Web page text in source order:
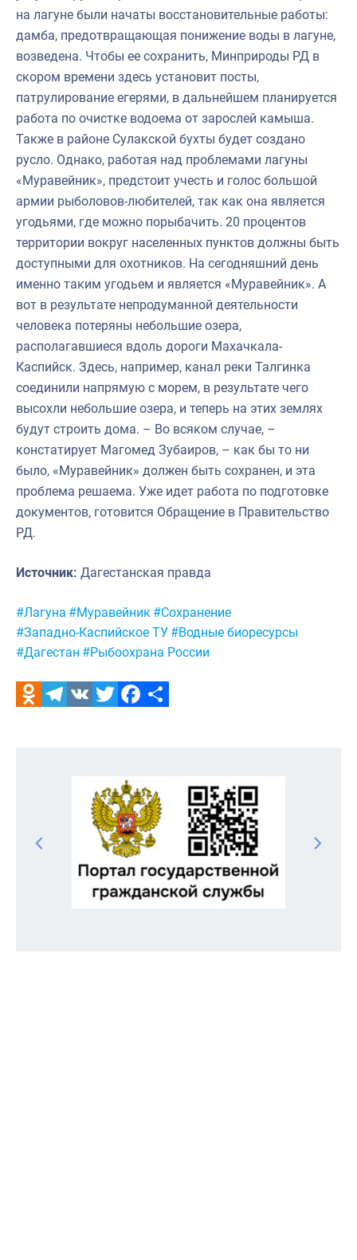
на лагуне были начаты восстановительные работы:
дамба, предотвращающая понижение воды в лагуне,
возведена. Чтобы ее сохранить, Минприроды РД в
скором времени здесь установит посты,
патрулирование егерями, в дальнейшем планируется
работа по очистке водоема от зарослей камыша.
Также в районе Сулакской бухты будет создано
русло. Однако, работая над проблемами лагуны
«Муравейник», предстоит учесть и голос большой
армии рыболовов-любителей, так как она является
угодьями, где можно порыбачить. 20 процентов
территории вокруг населенных пунктов должны быть
доступными для охотников. На сегодняшний день
именно таким угодьем и является «Муравейник». А
вот в результате непродуманной деятельности
человека потеряны небольшие озера,
располагавшиеся вдоль дороги Махачкала-
Каспийск. Здесь, например, канал реки Талгинка
соединили напрямую с морем, в результате чего
высохли небольшие озера, и теперь на этих землях
будут строить дома. – Во всяком случае, –
констатирует Магомед Зубаиров, – как бы то ни
было, «Муравейник» должен быть сохранен, и эта
проблема решаема. Уже идет работа по подготовке
документов, готовится Обращение в Правительство
РД.
Источник: Дагестанская правда
Метки:
#Лагуна #Муравейник #Сохранение
#Западно-Каспийское ТУ #Водные биоресурсы
#Дагестан #Рыбоохрана России